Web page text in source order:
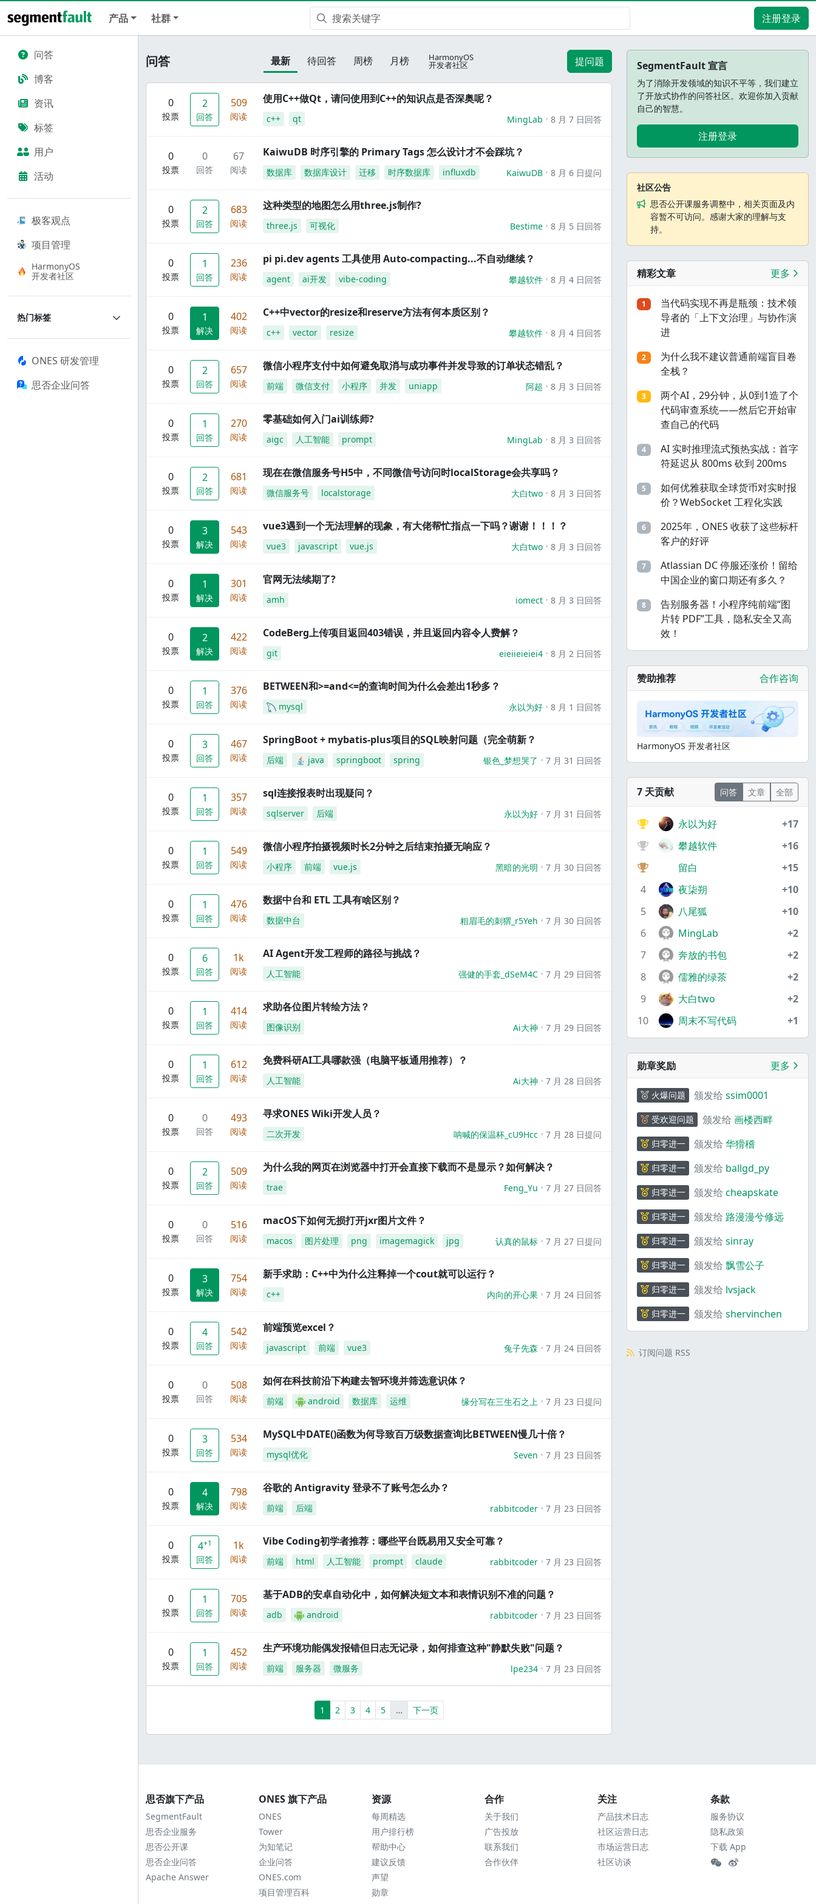
产品 社群 注册登录
问答
博客
资讯
标签
用户
活动
极客观点
项目管理
HarmonyOS
开发者社区
热门标签
ONES 研发管理
思否企业问答
问答 最新 待回答 周榜 月榜 HarmonyOS
开发者社区 提问题
0
投票
2
回答
509
阅读
使用C++做Qt，请问使用到C++的知识点是否深奥呢？
c++ qt MingLab 8 月 7 日回答
0
投票
0
回答
67
阅读
KaiwuDB 时序引擎的 Primary Tags 怎么设计才不会踩坑？
数据库 数据库设计 迁移 时序数据库 influxdb KaiwuDB 8 月 6 日提问
0
投票
2
回答
683
阅读
这种类型的地图怎么用three.js制作?
three.js 可视化 Bestime 8 月 5 日回答
0
投票
1
回答
236
阅读
pi pi.dev agents 工具使用 Auto-compacting...不自动继续？
agent ai开发 vibe-coding 攀越软件 8 月 4 日回答
0
投票
1
解决
402
阅读
C++中vector的resize和reserve方法有何本质区别？
c++ vector resize 攀越软件 8 月 4 日回答
0
投票
2
回答
657
阅读
微信小程序支付中如何避免取消与成功事件并发导致的订单状态错乱？
前端 微信支付 小程序 并发 uniapp 阿超 8 月 3 日回答
0
投票
1
回答
270
阅读
零基础如何入门ai训练师?
aigc 人工智能 prompt MingLab 8 月 3 日回答
0
投票
2
回答
681
阅读
现在在微信服务号H5中，不同微信号访问时localStorage会共享吗？
微信服务号 localstorage 大白two 8 月 3 日回答
0
投票
3
解决
543
阅读
vue3遇到一个无法理解的现象，有大佬帮忙指点一下吗？谢谢！！！？
vue3 javascript vue.js 大白two 8 月 3 日回答
0
投票
1
解决
301
阅读
官网无法续期了?
amh iomect 8 月 3 日回答
0
投票
2
解决
422
阅读
CodeBerg上传项目返回403错误，并且返回内容令人费解？
git eieiieieiei4 8 月 2 日回答
0
投票
1
回答
376
阅读
BETWEEN和>=and<=的查询时间为什么会差出1秒多？
mysql 永以为好 8 月 1 日回答
0
投票
3
回答
467
阅读
SpringBoot + mybatis-plus项目的SQL映射问题（完全萌新？
后端 java springboot spring 银色_梦想哭了 7 月 31 日回答
0
投票
1
回答
357
阅读
sql连接报表时出现疑问？
sqlserver 后端 永以为好 7 月 31 日回答
0
投票
1
回答
549
阅读
微信小程序拍摄视频时长2分钟之后结束拍摄无响应？
小程序 前端 vue.js 黑暗的光明 7 月 30 日回答
0
投票
1
回答
476
阅读
数据中台和 ETL 工具有啥区别？
数据中台 粗眉毛的刺猬_r5Yeh 7 月 30 日回答
0
投票
6
回答
1k
阅读
AI Agent开发工程师的路径与挑战？
人工智能 强健的手套_dSeM4C 7 月 29 日回答
0
投票
1
回答
414
阅读
求助各位图片转绘方法？
图像识别 Ai大神 7 月 29 日回答
0
投票
1
回答
612
阅读
免费科研AI工具哪款强（电脑平板通用推荐）？
人工智能 Ai大神 7 月 28 日回答
0
投票
0
回答
493
阅读
寻求ONES Wiki开发人员？
二次开发 呐喊的保温杯_cU9Hcc 7 月 28 日提问
0
投票
2
回答
509
阅读
为什么我的网页在浏览器中打开会直接下载而不是显示？如何解决？
trae Feng_Yu 7 月 27 日回答
0
投票
0
回答
516
阅读
macOS下如何无损打开jxr图片文件？
macos 图片处理 png imagemagick jpg 认真的鼠标 7 月 27 日提问
0
投票
3
解决
754
阅读
新手求助：C++中为什么注释掉一个cout就可以运行？
c++ 内向的开心果 7 月 24 日回答
0
投票
4
回答
542
阅读
前端预览excel？
javascript 前端 vue3 兔子先森 7 月 24 日回答
0
投票
0
回答
508
阅读
如何在科技前沿下构建去智环境并筛选意识体？
前端 android 数据库 运维 缘分写在三生石之上 7 月 23 日提问
0
投票
3
回答
534
阅读
MySQL中DATE()函数为何导致百万级数据查询比BETWEEN慢几十倍？
mysql优化 Seven 7 月 23 日回答
0
投票
4
解决
798
阅读
谷歌的 Antigravity 登录不了账号怎么办？
前端 后端 rabbitcoder 7 月 23 日回答
0
投票
4+1
回答
1k
阅读
Vibe Coding初学者推荐：哪些平台既易用又安全可靠？
前端 html 人工智能 prompt claude rabbitcoder 7 月 23 日回答
0
投票
1
回答
705
阅读
基于ADB的安卓自动化中，如何解决短文本和表情识别不准的问题？
adb android rabbitcoder 7 月 23 日回答
0
投票
1
回答
452
阅读
生产环境功能偶发报错但日志无记录，如何排查这种"静默失败"问题？
前端 服务器 微服务 lpe234 7 月 23 日回答
1 (current)
2 3 4 5 …More下一页
SegmentFault 宣言
为了消除开发领域的知识不平等，我们建立
了开放式协作的问答社区。欢迎你加入贡献
自己的智慧。
注册登录
社区公告
思否公开课服务调整中，相关页面及内
容暂不可访问。感谢大家的理解与支
持。
精彩文章 更多
1
当代码实现不再是瓶颈：技术领
导者的「上下文治理」与协作演
进
2
为什么我不建议普通前端盲目卷
全栈？
3
两个AI，29分钟，从0到1造了个
代码审查系统——然后它开始审
查自己的代码
4
AI 实时推理流式预热实战：首字
符延迟从 800ms 砍到 200ms
5
如何优雅获取全球货币对实时报
价？WebSocket 工程化实践
6
2025年，ONES 收获了这些标杆
客户的好评
7
Atlassian DC 停服还涨价！留给
中国企业的窗口期还有多久？
8
告别服务器！小程序纯前端“图
片转 PDF”工具，隐私安全又高
效！
赞助推荐 合作咨询
HarmonyOS 开发者社区
7 天贡献 问答 文章 全部
永以为好
+17
攀越软件
+16
留白
+15
4
夜柒朔
+10
5
八尾狐
+10
6
MingLab
+2
7
奔放的书包
+2
8
儒雅的绿茶
+2
9
大白two
+2
10
周末不写代码 +1
勋章奖励 更多
火爆问题 颁发给 ssim0001
受欢迎问题 颁发给 画楼西畔
归零进一 颁发给 华猾稽
归零进一 颁发给 ballgd_py
归零进一 颁发给 cheapskate
归零进一 颁发给 路漫漫兮修远
归零进一 颁发给 sinray
归零进一 颁发给 飘雪公子
归零进一 颁发给 lvsjack
归零进一 颁发给 shervinchen
订阅问题 RSS
思否旗下产品
SegmentFault
思否企业服务
思否公开课
思否企业问答
Apache Answer
ONES 旗下产品
ONES
Tower
为知笔记
企业问答
ONES.com
项目管理百科
资源
每周精选
用户排行榜
帮助中心
建议反馈
声望
勋章
合作
关于我们
广告投放
联系我们
合作伙伴
关注
产品技术日志
社区运营日志
市场运营日志
社区访谈
条款
服务协议
隐私政策
下载 App